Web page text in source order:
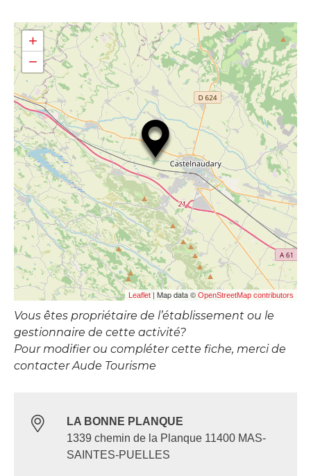
+
−
Leaflet | Map data © OpenStreetMap contributors
Vous êtes propriétaire de l’établissement ou le
gestionnaire de cette activité?
Pour modifier ou compléter cette fiche, merci de
contacter Aude Tourisme
LA BONNE PLANQUE
1339 chemin de la Planque 11400 MAS-
SAINTES-PUELLES